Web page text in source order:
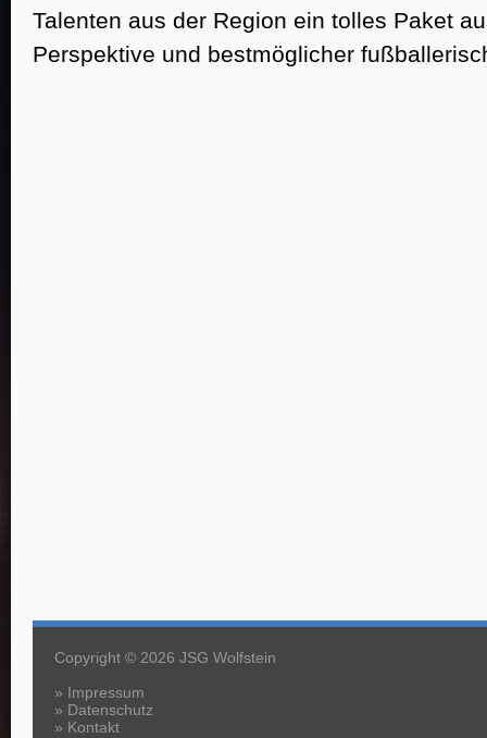
Talenten aus der Region ein tolles Paket
Perspektive und bestmöglicher
Copyright © 2026 JSG Wolfstein
» Impressum
» Datenschutz
» Kontakt